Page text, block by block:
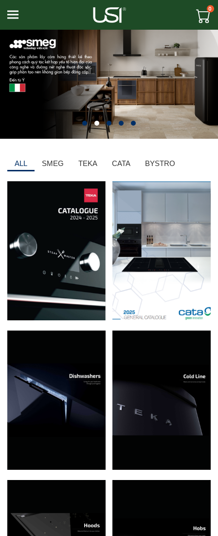
Toggle navigation
0
ALL SMEG TEKA CATA BYSTRO